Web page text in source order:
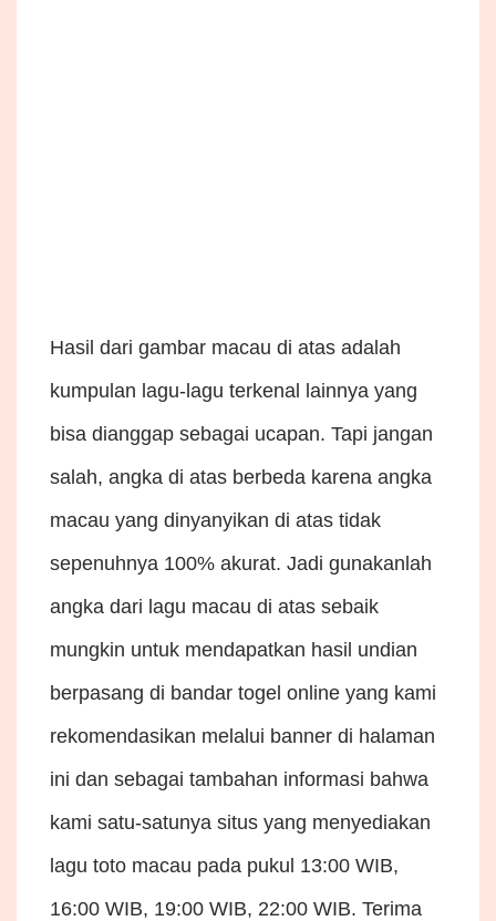
Hasil dari gambar macau di atas adalah
kumpulan lagu-lagu terkenal lainnya yang
bisa dianggap sebagai ucapan. Tapi jangan
salah, angka di atas berbeda karena angka
macau yang dinyanyikan di atas tidak
sepenuhnya 100% akurat. Jadi gunakanlah
angka dari lagu macau di atas sebaik
mungkin untuk mendapatkan hasil undian
berpasang di bandar togel online yang kami
rekomendasikan melalui banner di halaman
ini dan sebagai tambahan informasi bahwa
kami satu-satunya situs yang menyediakan
lagu toto macau pada pukul 13:00 WIB,
16:00 WIB, 19:00 WIB, 22:00 WIB. Terima